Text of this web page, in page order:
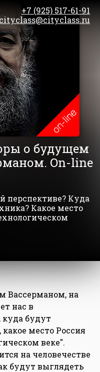
+7 (925) 517-61-91
cityclass@cityclass.ru
о будущем
On-line
перспективе? Куда
Какое место
Вассерманом, на
нас в
куда будут
место Россия
веке".
на человечестве
будут выглядеть